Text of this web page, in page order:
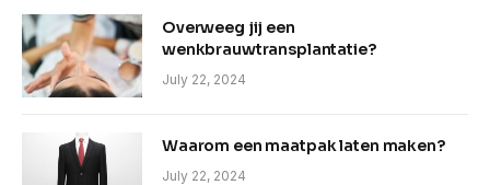
Overweeg jij een
wenkbrauwtransplantatie?
July 22, 2024
Waarom een maatpak laten maken?
July 22, 2024